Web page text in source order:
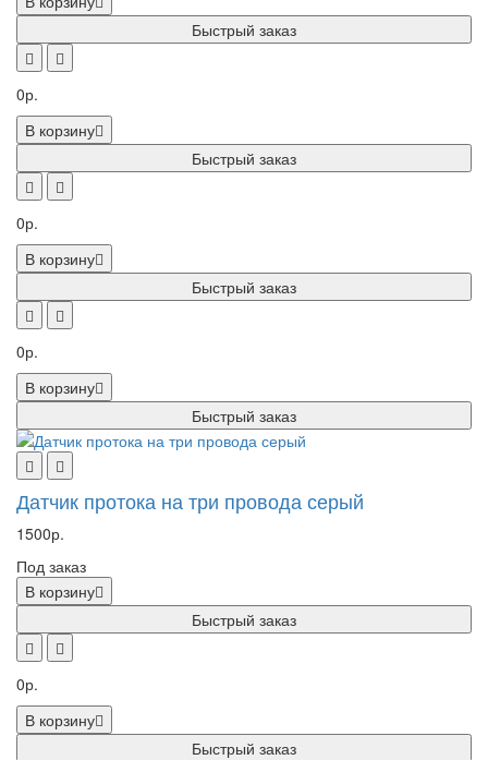
Быстрый заказ
0р.
В корзину
Быстрый заказ
0р.
В корзину
Быстрый заказ
0р.
В корзину
Быстрый заказ
Датчик протока на три провода серый
1500р.
Под заказ
В корзину
Быстрый заказ
0р.
В корзину
Быстрый заказ